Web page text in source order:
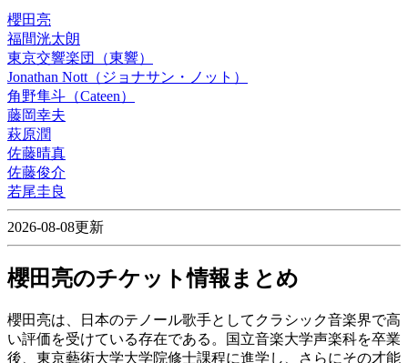
櫻田亮
福間洸太朗
東京交響楽団（東響）
Jonathan Nott（ジョナサン・ノット）
角野隼斗（Cateen）
藤岡幸夫
萩原潤
佐藤晴真
佐藤俊介
若尾圭良
2026-08-08更新
櫻田亮のチケット情報まとめ
櫻田亮は、日本のテノール歌手としてクラシック音楽界で高
い評価を受けている存在である。国立音楽大学声楽科を卒業
後、東京藝術大学大学院修士課程に進学し、さらにその才能